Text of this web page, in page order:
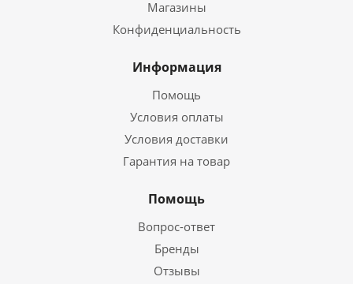
Магазины
Конфиденциальность
Информация
Помощь
Условия оплаты
Условия доставки
Гарантия на товар
Помощь
Вопрос-ответ
Бренды
Отзывы